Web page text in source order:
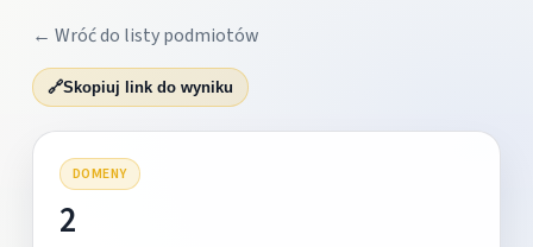
← Wróć do listy podmiotów
🔗Skopiuj link do wyniku
DOMENY
2